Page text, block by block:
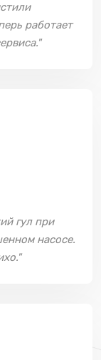
работает
гул при
насосе.